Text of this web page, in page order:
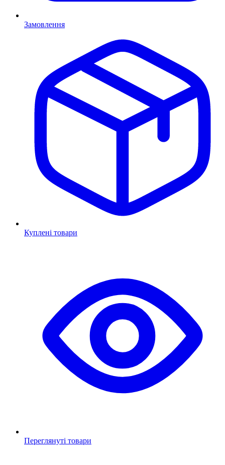
Замовлення
Куплені товари
Переглянуті товари